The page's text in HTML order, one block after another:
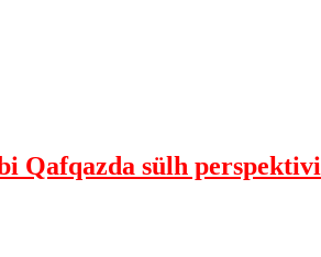
Qafqazda sülh perspektivi